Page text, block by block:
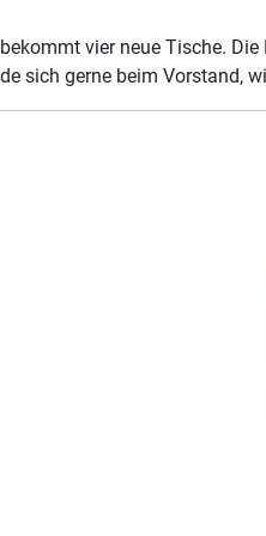
vier neue Tische.
sich gerne beim Vorstand,